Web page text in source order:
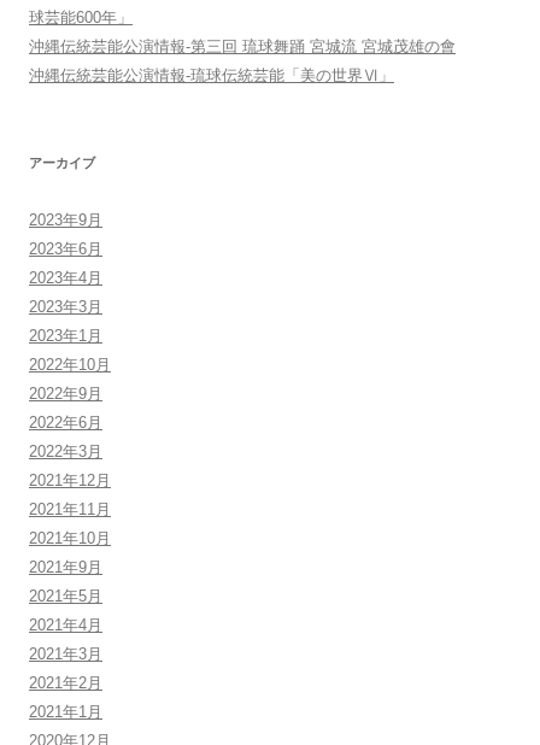
球芸能600年」
沖縄伝統芸能公演情報-第三回 琉球舞踊 宮城流 宮城茂雄の會
沖縄伝統芸能公演情報-琉球伝統芸能「美の世界Ⅵ」
アーカイブ
2023年9月
2023年6月
2023年4月
2023年3月
2023年1月
2022年10月
2022年9月
2022年6月
2022年3月
2021年12月
2021年11月
2021年10月
2021年9月
2021年5月
2021年4月
2021年3月
2021年2月
2021年1月
2020年12月